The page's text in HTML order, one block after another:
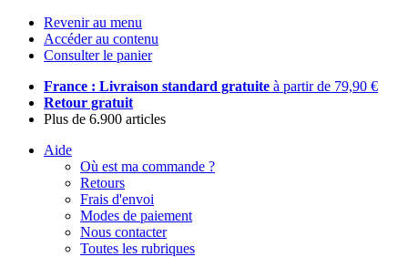
Revenir au menu
Accéder au contenu
Consulter le panier
France : Livraison standard gratuite à partir de 79,90 €
Retour gratuit
Plus de 6.900 articles
Aide
Où est ma commande ?
Retours
Frais d'envoi
Modes de paiement
Nous contacter
Toutes les rubriques